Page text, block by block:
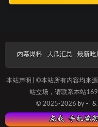
内幕爆料 大瓜汇总 最新吃
本站声明 | ©本站所有内容均来
站立场，请联系本站
© 2025-2026 by -
&
沪ICP